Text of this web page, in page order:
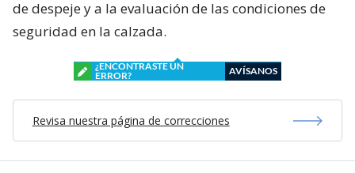
de despeje y a la evaluación de las condiciones de
seguridad en la calzada.
¿ENCONTRASTE UN
ERROR?
AVÍSANOS
Revisa nuestra página de correcciones